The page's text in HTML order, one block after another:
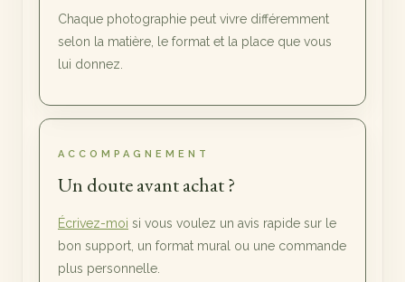
Chaque photographie peut vivre différemment
selon la matière, le format et la place que vous
lui donnez.
ACCOMPAGNEMENT
Un doute avant achat ?
Écrivez-moi si vous voulez un avis rapide sur le
bon support, un format mural ou une commande
plus personnelle.